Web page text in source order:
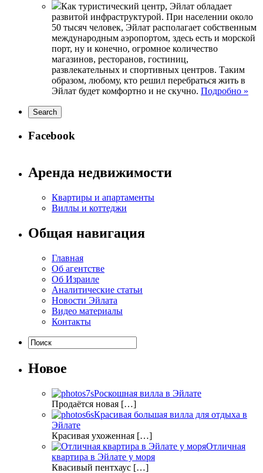
Как туристический центр, Эйлат обладает
развитой инфраструктурой. При населении около
50 тысяч человек, Эйлат располагает собственным
международным аэропортом, здесь есть и морской
порт, ну и конечно, огромное количество
магазинов, ресторанов, гостиниц,
развлекательных и спортивных центров. Таким
образом, любому, кто решил перебраться жить в
Эйлат будет комфортно и не скучно. Подробно »
Facebook
Аренда недвижимости
Квартиры и апартаменты
Виллы и коттеджи
Общая навигация
Главная
Об агентстве
Об Израиле
Аналитические статьи
Новости Эйлата
Видео материалы
Контакты
Новое
Роскошная вилла в Эйлате
Продаётся новая […]
Красивая большая вилла для отдыха в
Эйлате
Красивая ухоженная […]
Отличная
квартира в Эйлате у моря
Квасивый пентхаус […]